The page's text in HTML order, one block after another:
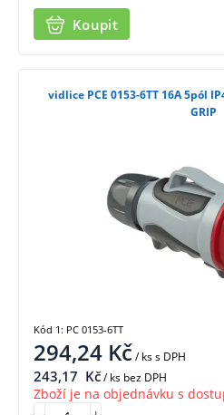
Koupit
vidlice PCE 0153-6TT 16A 5pól
GRIP
294,24 Kč/ kss DPH
243,17 Kč/ ks bez DPH
Zboží je na objednávku s
Kód 1: PC 0153-6TT